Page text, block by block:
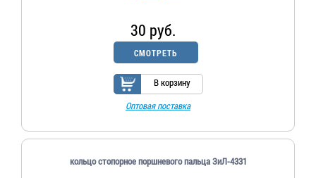
30 руб.
СМОТРЕТЬ
В корзину
Оптовая поставка
кольцо стопорное поршневого пальца ЗиЛ-4331